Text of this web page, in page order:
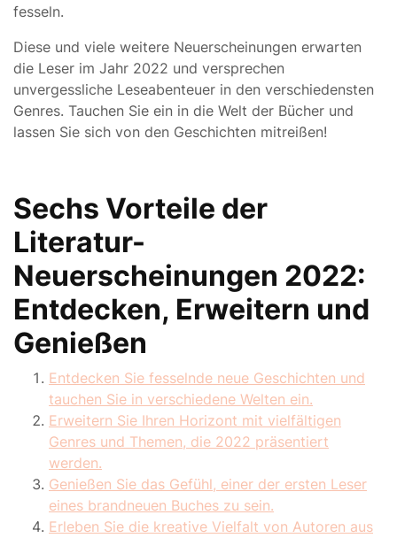
fesseln.
Diese und viele weitere Neuerscheinungen erwarten
die Leser im Jahr 2022 und versprechen
unvergessliche Leseabenteuer in den verschiedensten
Genres. Tauchen Sie ein in die Welt der Bücher und
lassen Sie sich von den Geschichten mitreißen!
Sechs Vorteile der
Literatur-
Neuerscheinungen 2022:
Entdecken, Erweitern und
Genießen
Entdecken Sie fesselnde neue Geschichten und
tauchen Sie in verschiedene Welten ein.
Erweitern Sie Ihren Horizont mit vielfältigen
Genres und Themen, die 2022 präsentiert
werden.
Genießen Sie das Gefühl, einer der ersten Leser
eines brandneuen Buches zu sein.
Erleben Sie die kreative Vielfalt von Autoren aus